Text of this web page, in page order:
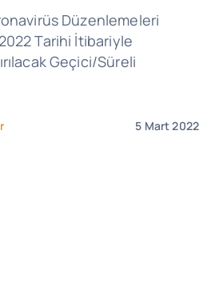
Düzenlemeleri
Tarihi İtibariyle
Geçici/Süreli
5 Mart 2022